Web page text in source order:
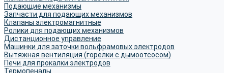
Подающие механизмы
Запчасти для подающих механизмов
Клапаны электромагнитные
Ролики для подающих механизмов
Дистанционное управление
Машинки для заточки вольфрамовых электродов
Вытяжная вентиляция (горелки с дымоотсосом)
Печи для прокалки электродов
Термопеналы